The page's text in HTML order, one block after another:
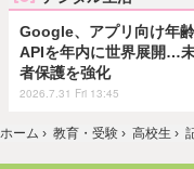
Google、アプリ向け年
APIを年内に世界展開…
者保護を強化
2026.7.31 Fri 13:45
ホーム › 教育・受験 › 高校生 ›